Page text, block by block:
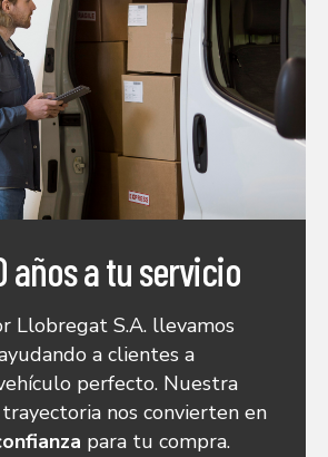
años a tu servicio
Llobregat S.A. llevamos
a clientes a
perfecto. Nuestra
nos convierten en
para tu compra.